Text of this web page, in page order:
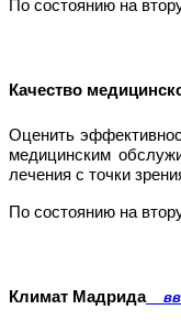
По состоянию на
Качество
Оценить
медицинским
лечения с точки
По состоянию на
Климат Мадрида